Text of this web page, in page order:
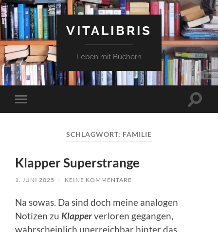
VITALIBRIS
Leben mit Büchern
Mobile-
Menü
SCHLAGWORT: FAMILIE
Klapper Superstrange
1. JUNI 2025 / KEINE KOMMENTARE
Na sowas. Da sind doch meine analogen
Notizen zuKlapperverloren gegangen,
wahrscheinlich unerreichbar hinter das